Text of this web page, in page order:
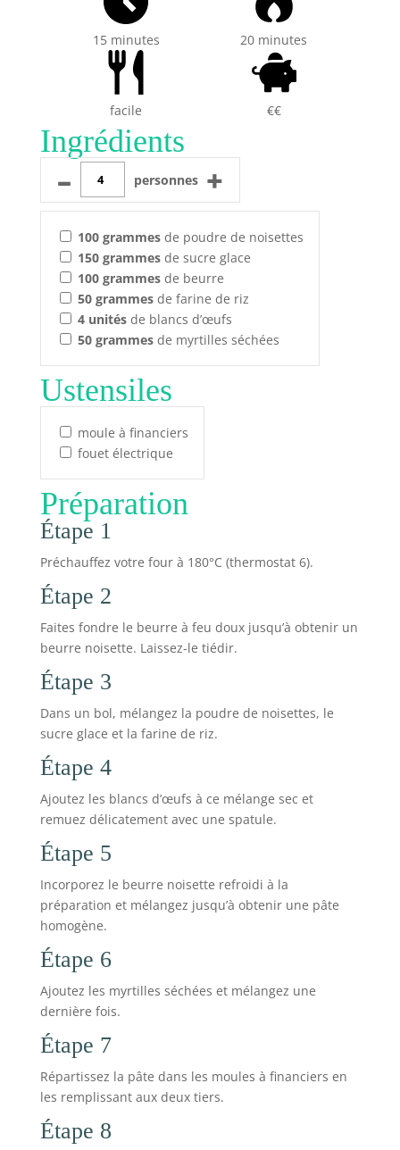
15 minutes 20 minutes
facile €€
Ingrédients
– personnes +
100 grammesde poudre de noisettes
150 grammesde sucre glace
100 grammesde beurre
50 grammesde farine de riz
4 unitésde blancs d’œufs
50 grammesde myrtilles séchées
Ustensiles
moule à financiers
fouet électrique
Préparation
Étape 1
Préchauffez votre four à 180°C (thermostat 6).
Étape 2
Faites fondre le beurre à feu doux jusqu’à obtenir un
beurre noisette. Laissez-le tiédir.
Étape 3
Dans un bol, mélangez la poudre de noisettes, le
sucre glace et la farine de riz.
Étape 4
Ajoutez les blancs d’œufs à ce mélange sec et
remuez délicatement avec une spatule.
Étape 5
Incorporez le beurre noisette refroidi à la
préparation et mélangez jusqu’à obtenir une pâte
homogène.
Étape 6
Ajoutez les myrtilles séchées et mélangez une
dernière fois.
Étape 7
Répartissez la pâte dans les moules à financiers en
les remplissant aux deux tiers.
Étape 8